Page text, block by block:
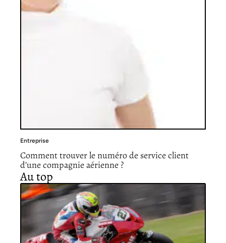
Entreprise
Comment trouver le numéro de service client
d’une compagnie aérienne ?
Au top